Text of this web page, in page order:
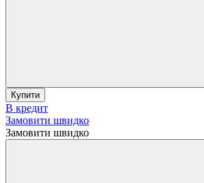
Купити
В кредит
Замовити швидко
Замовити швидко